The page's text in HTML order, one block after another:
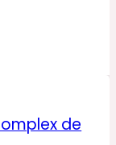
de